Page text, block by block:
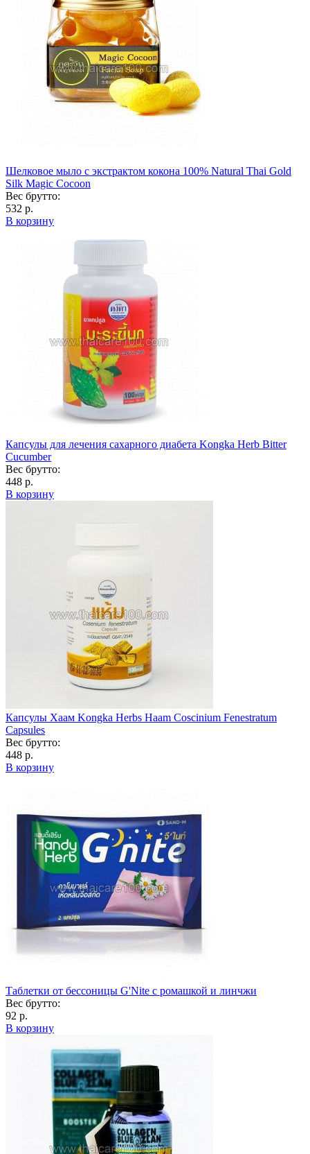
Шелковое мыло с экстрактом кокона 100% Natural Thai Gold
Silk Magic Cocoon
Вес брутто:
532 р.
В корзину
Капсулы для лечения сахарного диабета Kongka Herb Bitter
Cucumber
Вес брутто:
448 р.
В корзину
Капсулы Хаам Kongka Herbs Haam Coscinium Fenestratum
Capsules
Вес брутто:
448 р.
В корзину
Таблетки от бессоницы G'Nite с ромашкой и линчжи
Вес брутто:
92 р.
В корзину